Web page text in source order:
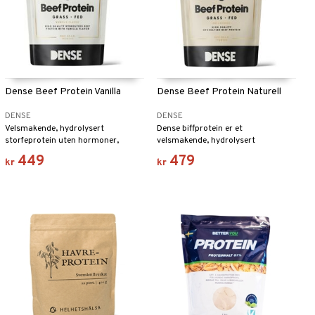
Dense Beef Protein Vanilla
DENSE
Velsmakende, hydrolysert
storfeprotein uten hormoner,
antibiotika eller pesticider.
kr 449
Dense Beef Protein Naturell
DENSE
Dense biffprotein er et
velsmakende, hydrolysert
biffprotein uten hormoner,
antibiotika eller pesticider.
kr 479